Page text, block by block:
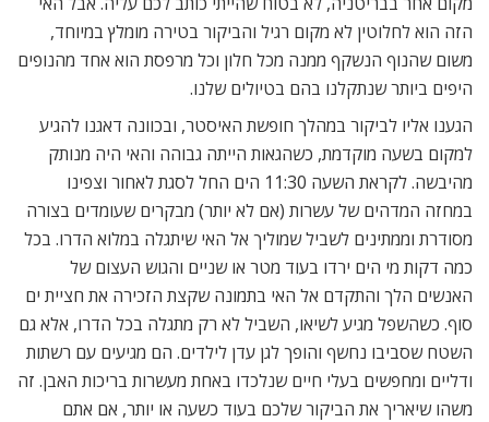
הזה הוא לחלוטין לא מקום רגיל והביקור בטירה מומלץ במיוחד,
משום שהנוף הנשקף ממנה מכל חלון וכל מרפסת הוא אחד מהנופים
היפים ביותר שנתקלנו בהם בטיולים שלנו.
הגענו אליו לביקור במהלך חופשת האיסטר, ובכוונה דאגנו להגיע
למקום בשעה מוקדמת, כשהגאות הייתה גבוהה והאי היה מנותק
מהיבשה. לקראת השעה 11:30 הים החל לסגת לאחור וצפינו
במחזה המדהים של עשרות (אם לא יותר) מבקרים שעומדים בצורה
מסודרת וממתינים לשביל שמוליך אל האי שיתגלה במלוא הדרו. בכל
כמה דקות מי הים ירדו בעוד מטר או שניים והגוש העצום של
האנשים הלך והתקדם אל האי בתמונה שקצת הזכירה את חציית ים
סוף. כשהשפל מגיע לשיאו, השביל לא רק מתגלה בכל הדרו, אלא גם
השטח שסביבו נחשף והופך לגן עדן לילדים. הם מגיעים עם רשתות
ודליים ומחפשים בעלי חיים שנלכדו באחת מעשרות בריכות האבן. זה
משהו שיאריך את הביקור שלכם בעוד כשעה או יותר, אם אתם